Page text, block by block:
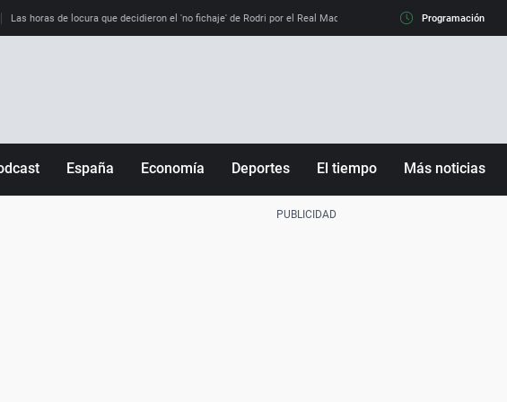
Las horas de locura que decidieron el 'no fichaje' de Rodri por el Real Madrid y su 'sí' al Barça La llamada
Programación
España Economía Deportes El tiempo Más noticias